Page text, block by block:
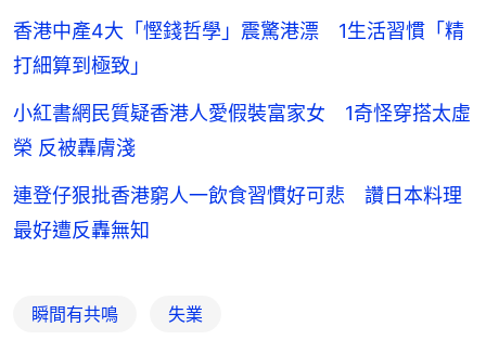
香港中產4大「慳錢哲學」震驚港漂 1生活習慣「精
打細算到極致」
小紅書網民質疑香港人愛假裝富家女 1奇怪穿搭太虛
榮 反被轟膚淺
連登仔狠批香港窮人一飲食習慣好可悲 讚日本料理
最好遭反轟無知
瞬間有共鳴 失業